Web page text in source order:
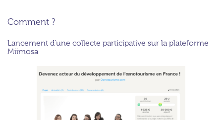
Comment ?
Lancement d’une collecte participative sur la plateforme
Miimosa